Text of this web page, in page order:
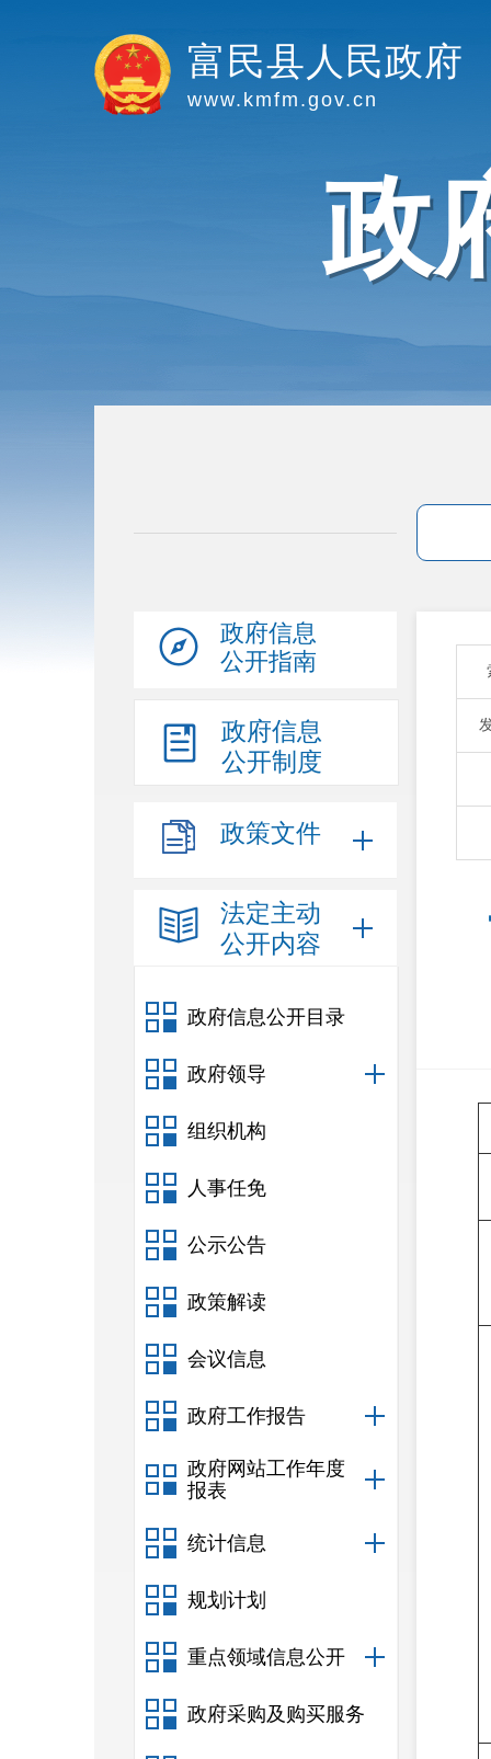
富民县人民政府
www.kmfm.gov.cn
政
政府信息
公开指南
政府信息
公开制度
政策文件
法定主动
公开内容
政府信息公开目录
政府领导
组织机构
人事任免
公示公告
政策解读
会议信息
政府工作报告
政府网站工作年度
报表
统计信息
规划计划
重点领域信息公开
政府采购及购买服务